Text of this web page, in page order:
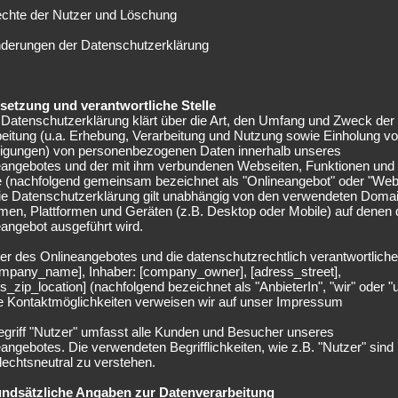
lebt für den Fußball, er kämpft sich zurück – und
nach dem Spiel. Der Ex-Profi sei „wütend, dass
der Klub-WM spielte für den Belgier in dem Moment
Kochen bringt, ist nicht das Ergebnis, sondern die
am Spiel hat und für uns immer wichtig ist“, gab sich
sofort unterbrochen. Donnarumma sank betroffen
war. Ein folgenschwerer Zusammenstoß, der nicht
Müller wurde sein letztes Spiel im Bayern-Trikot
das Spiel zu lenken, hast dann aber in der Halbzeit die
bleiben“, sagte der Routinier gegenüber „DAZN“.
Noch unklar
leben, sondern wir haben auch persönliche
Mannschaftskollege Musiala habe „in den letzten
was die erneute Verletzung umso bitterer mache. Wie
der Nutzer und Löschung
der Datenschutzerklärung
und verantwortliche Stelle
klärt über die Art, den Umfang und Zweck der
(u.a. Erhebung, Verarbeitung und Nutzung sowie Einholung
von personenbezogenen Daten innerhalb unseres
und der mit ihm verbundenen Webseiten, Funktionen und
(nachfolgend gemeinsam bezeichnet als "Onlineangebot" oder
Datenschutzerklärung gilt unabhängig von den verwendeten
Plattformen und Geräten (z.B. Desktop oder Mobile) auf denen
ausgeführt wird.
des Onlineangebotes und die datenschutzrechtlich
Inhaber: [company_owner], [adress_street],
(nachfolgend bezeichnet als "AnbieterIn", "wir" oder
Kontaktmöglichkeiten verweisen wir auf unser Impressum
"Nutzer" umfasst alle Kunden und Besucher unseres
Die verwendeten Begrifflichkeiten, wie z.B. "Nutzer" sind
zu verstehen.
Angaben zur Datenverarbeitung